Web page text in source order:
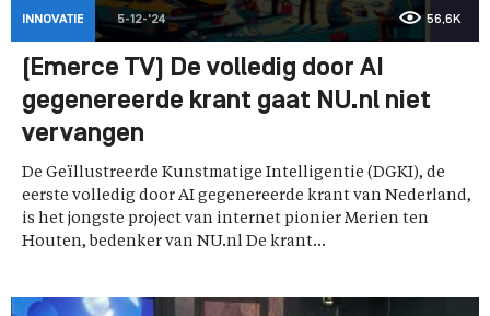
INNOVATIE 5-12-'24 56,6K
(Emerce TV) De volledig door AI
gegenereerde krant gaat NU.nl niet
vervangen
De Geïllustreerde Kunstmatige Intelligentie (DGKI), de
eerste volledig door AI gegenereerde krant van Nederland,
is het jongste project van internet pionier Merien ten
Houten, bedenker van NU.nl De krant...